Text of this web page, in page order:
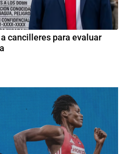
cancilleres para evaluar